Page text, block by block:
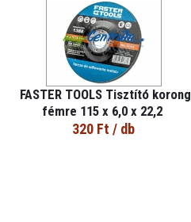
FASTER TOOLS Tisztító korong
fémre 115 x 6,0 x 22,2
320 Ft / db